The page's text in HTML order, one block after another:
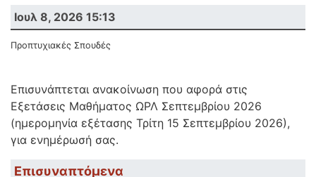
Ιουλ 8, 2026 15:13
Προπτυχιακές Σπουδές
Επισυνάπτεται ανακοίνωση που αφορά στις
Εξετάσεις Μαθήματος ΩΡΛ Σεπτεμβρίου 2026
(ημερομηνία εξέτασης Τρίτη 15 Σεπτεμβρίου 2026),
για ενημέρωσή σας.
Επισυναπτόμενα